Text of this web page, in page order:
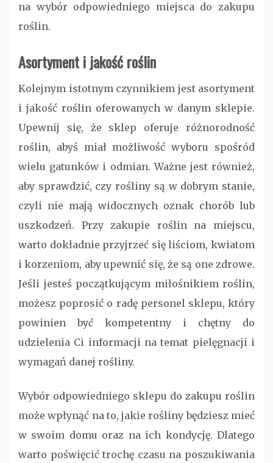
na wybór odpowiedniego miejsca do zakupu
roślin.
Asortyment i jakość roślin
Kolejnym istotnym czynnikiem jest asortyment
i jakość roślin oferowanych w danym sklepie.
Upewnij się, że sklep oferuje różnorodność
roślin, abyś miał możliwość wyboru spośród
wielu gatunków i odmian. Ważne jest również,
aby sprawdzić, czy rośliny są w dobrym stanie,
czyli nie mają widocznych oznak chorób lub
uszkodzeń. Przy zakupie roślin na miejscu,
warto dokładnie przyjrzeć się liściom, kwiatom
i korzeniom, aby upewnić się, że są one zdrowe.
Jeśli jesteś początkującym miłośnikiem roślin,
możesz poprosić o radę personel sklepu, który
powinien być kompetentny i chętny do
udzielenia Ci informacji na temat pielęgnacji i
wymagań danej rośliny.
Wybór odpowiedniego sklepu do zakupu roślin
może wpłynąć na to, jakie rośliny będziesz mieć
w swoim domu oraz na ich kondycję. Dlatego
warto poświęcić trochę czasu na poszukiwania